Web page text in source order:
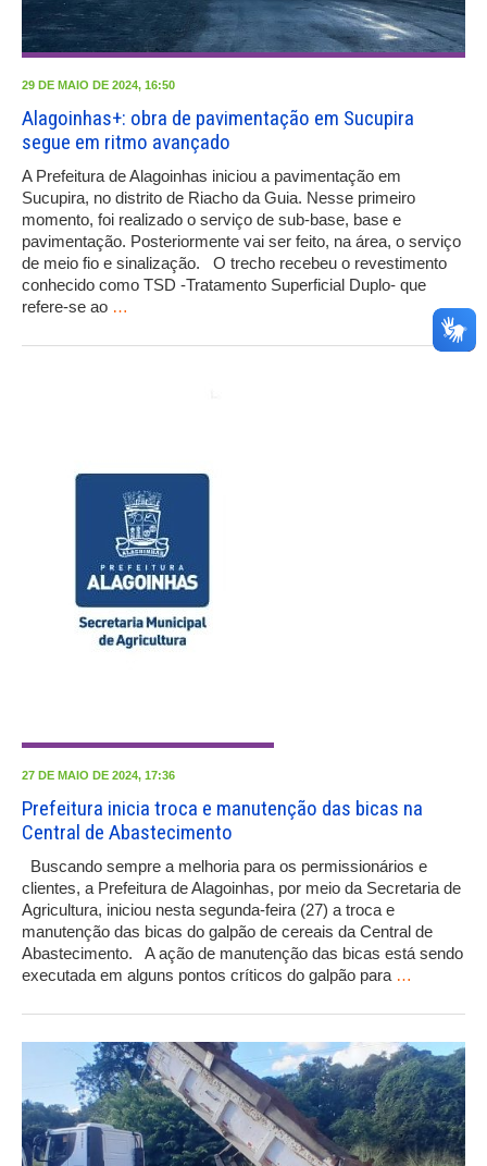
29 DE MAIO DE 2024, 16:50
Alagoinhas+: obra de pavimentação em Sucupira
segue em ritmo avançado
A Prefeitura de Alagoinhas iniciou a pavimentação em
Sucupira, no distrito de Riacho da Guia. Nesse primeiro
momento, foi realizado o serviço de sub-base, base e
pavimentação. Posteriormente vai ser feito, na área, o serviço
de meio fio e sinalização. O trecho recebeu o revestimento
conhecido como TSD -Tratamento Superficial Duplo- que
refere-se ao …
27 DE MAIO DE 2024, 17:36
Prefeitura inicia troca e manutenção das bicas na
Central de Abastecimento
Buscando sempre a melhoria para os permissionários e
clientes, a Prefeitura de Alagoinhas, por meio da Secretaria de
Agricultura, iniciou nesta segunda-feira (27) a troca e
manutenção das bicas do galpão de cereais da Central de
Abastecimento. A ação de manutenção das bicas está sendo
executada em alguns pontos críticos do galpão para …